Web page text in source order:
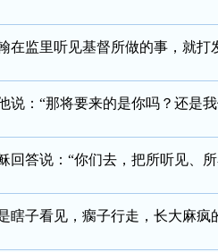
在监里听见基督所做的事，就
说：“那将要来的是你吗？还是
回答说：“你们去，把所听见、
瞎子看见，瘸子行走，长大麻